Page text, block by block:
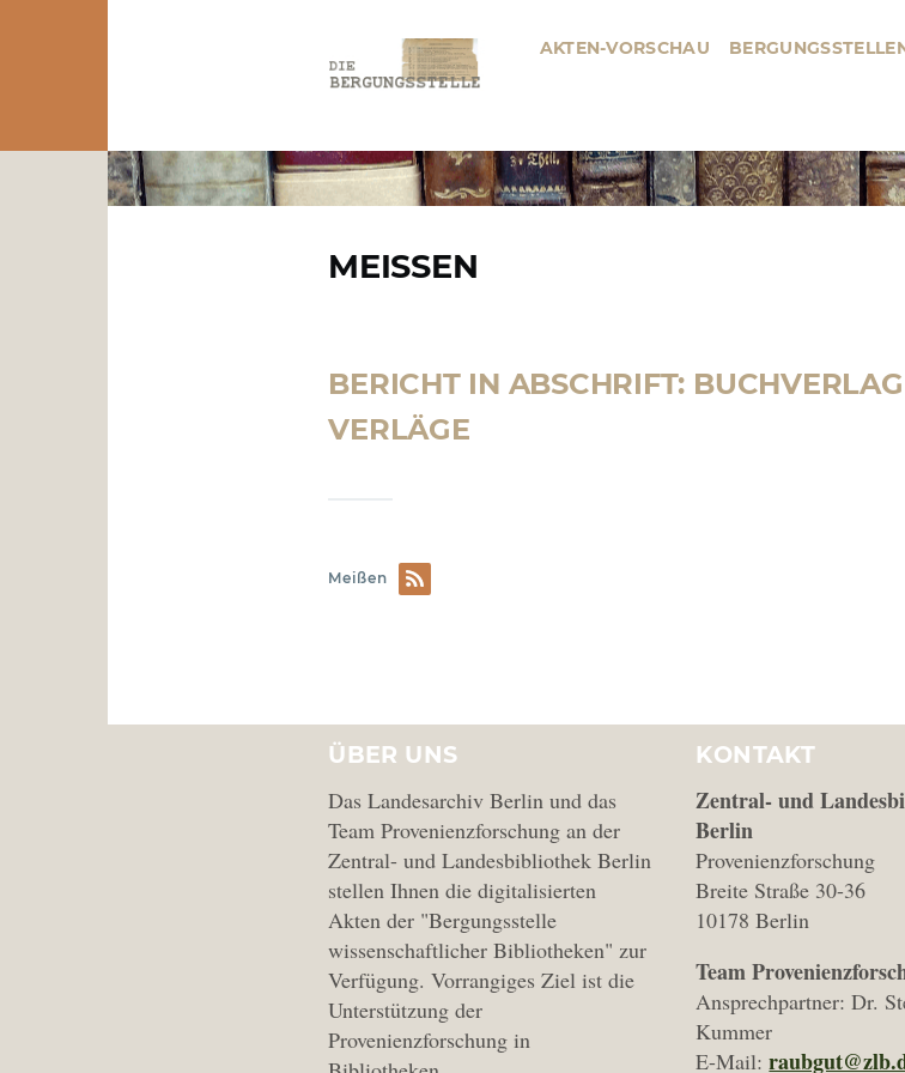
BERGUNGSSTELLE
AKTEN-VORSCHAU
PFADNAVIGATION
MEISSEN
BERICHT IN ABSCHRIFT:
VERLÄGE
Meißen
ÜBER UNS
Das Landesarchiv Berlin und das
Team Provenienzforschung an der
Zentral- und Landesbibliothek Berlin
stellen Ihnen die digitalisierten
Akten der "Bergungsstelle
wissenschaftlicher Bibliotheken" zur
Verfügung. Vorrangiges Ziel ist die
Unterstützung der
Provenienzforschung in
KONTAKT
Zentral- und
Berlin
Provenienzforschung
Breite Straße 30-36
10178 Berlin
Team
Ansprechpartner: Dr.
Kummer
E-Mail: